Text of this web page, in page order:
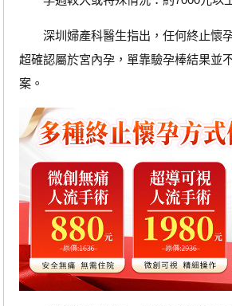
深圳婦產科醫生指出，任何終止懷
超確認屬於宮內孕，單靠驗孕棒結果並
案。